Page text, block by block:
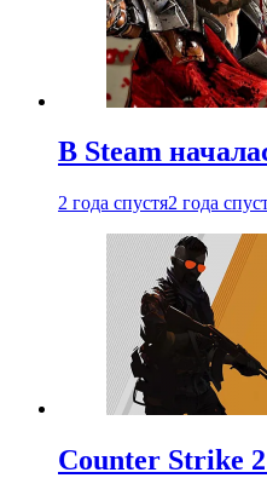
В Steam
2 года спустя2 года
Counter Strike